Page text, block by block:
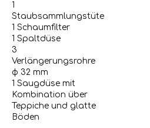
1
Staubsammlungstüte
1 Schaumfilter
1 Spaltdüse
3
Verlängerungsrohre
φ 32 mm
1 Saugdüse mit
Kombination über
Teppiche und glatte
Böden